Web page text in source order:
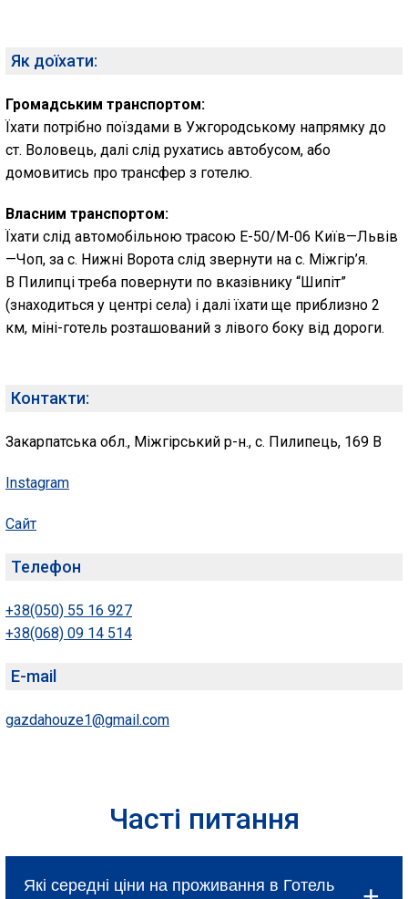
Як доїхати:
Громадським транспортом:
Їхати потрібно поїздами в Ужгородському напрямку до
ст. Воловець, далі слід рухатись автобусом, або
домовитись про трансфер з готелю.
Власним транспортом:
Їхати слід автомобільною трасою Е-50/М-06 Київ—Львів
—Чоп, за с. Нижні Ворота слід звернути на с. Міжгір’я.
В Пилипці треба повернути по вказівнику “Шипіт”
(знаходиться у центрі села) і далі їхати ще приблизно 2
км, міні-готель розташований з лівого боку від дороги.
Контакти:
Закарпатська обл., Міжгірський р-н., с. Пилипець, 169 В
Instagram
Сайт
Телефон
+38(050) 55 16 927
+38(068) 09 14 514
E-mail
gazdahouze1@gmail.com
Часті питання
Які середні ціни на проживання в Готель